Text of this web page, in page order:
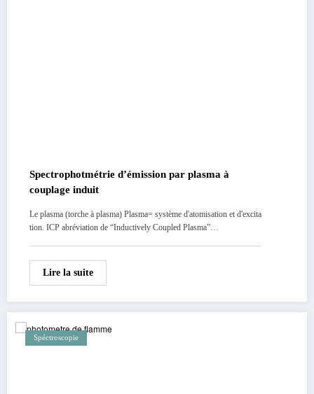
Spectrophotmétrie d’émission par plasma à
couplage induit
Le plasma (torche à plasma) Plasma= système d'atomisation et d'excita
tion. ICP abréviation de “Inductively Coupled Plasma”…
Lire la suite
Spéctroscopie